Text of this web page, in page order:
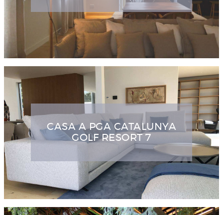
CASA A PGA CATALUNYA
GOLF RESORT 7